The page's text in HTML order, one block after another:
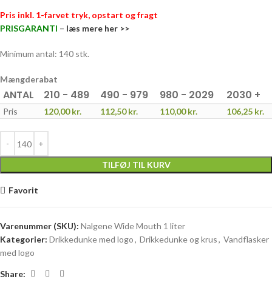
Pris inkl. 1-farvet tryk, opstart og fragt
PRISGARANTI – læs mere her >>
Minimum antal: 140 stk.
Mængderabat
ANTAL 210 - 489 490 - 979 980 - 2029 2030 +
Pris 120,00kr. 112,50kr. 110,00kr. 106,25 kr.
TILFØJ TIL KURV
Favorit
Varenummer (SKU): Nalgene Wide Mouth 1 liter
Kategorier: Drikkedunke med logo, Drikkedunke og krus, Vandflasker
med logo
Share: